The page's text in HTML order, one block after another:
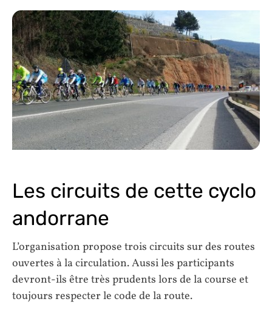
Les circuits de cette cyclo
andorrane
L’organisation propose trois circuits sur des routes
ouvertes à la circulation. Aussi les participants
devront-ils être très prudents lors de la course et
toujours respecter le code de la route.